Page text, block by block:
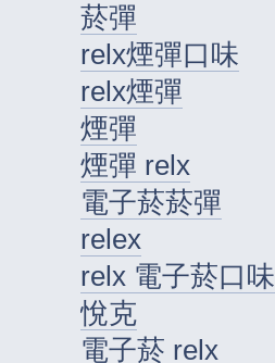
菸彈
relx煙彈口味
relx煙彈
煙彈
煙彈 relx
電子菸菸彈
relex
relx 電子菸口味
悅克
電子菸 relx